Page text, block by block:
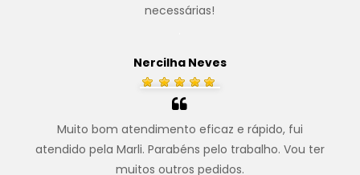
necessárias!
Nercilha Neves
Muito bom atendimento eficaz e rápido, fui
atendido pela Marli. Parabéns pelo trabalho. Vou ter
muitos outros pedidos.